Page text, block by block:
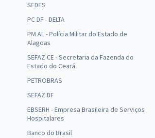
SEDES
PC DF - DELTA
PM AL - Polícia Militar do Estado de
Alagoas
SEFAZ CE - Secretaria da Fazenda do
Estado do Ceará
PETROBRAS
SEFAZ DF
EBSERH - Empresa Brasileira de Serviços
Hospitalares
Banco do Brasil